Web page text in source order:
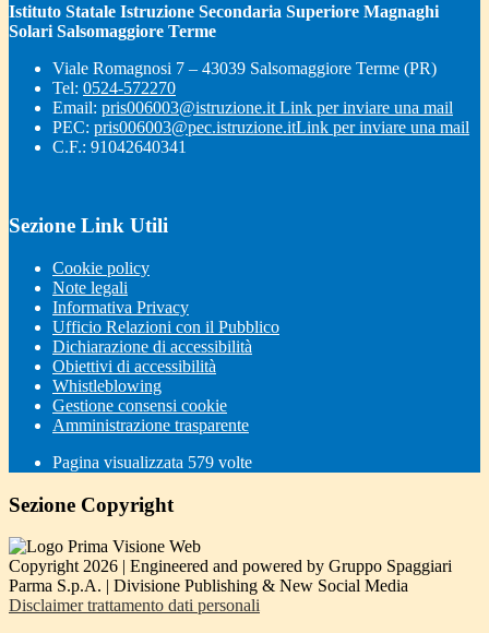
Istituto Statale Istruzione Secondaria Superiore Magnaghi
Solari Salsomaggiore Terme
Viale Romagnosi 7 – 43039 Salsomaggiore Terme (PR)
Tel: 0524-572270
Email: pris006003@istruzione.it Link per inviare una mail
PEC: pris006003@pec.istruzione.itLink per inviare una mail
C.F.: 91042640341
Sezione Link Utili
Cookie policy
Note legali
Informativa Privacy
Ufficio Relazioni con il Pubblico
Dichiarazione di accessibilità
Obiettivi di accessibilità
Whistleblowing
Gestione consensi cookie
Amministrazione trasparente
Pagina visualizzata 579 volte
Sezione Copyright
Copyright 2026 | Engineered and powered by Gruppo Spaggiari
Parma S.p.A. | Divisione Publishing & New Social Media
Disclaimer trattamento dati personali